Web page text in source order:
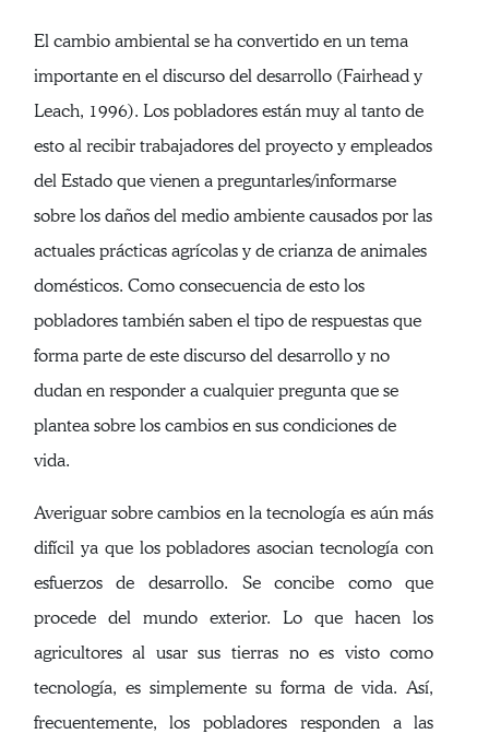
El cambio ambiental se ha convertido en un tema
importante en el discurso del desarrollo (Fairhead y
Leach, 1996). Los pobladores están muy al tanto de
esto al recibir trabajadores del proyecto y empleados
del Estado que vienen a preguntarles/informarse
sobre los daños del medio ambiente causados por las
actuales prácticas agrícolas y de crianza de animales
domésticos. Como consecuencia de esto los
pobladores también saben el tipo de respuestas que
forma parte de este discurso del desarrollo y no
dudan en responder a cualquier pregunta que se
plantea sobre los cambios en sus condiciones de
vida.
Averiguar sobre cambios en la tecnología es aún más
difícil ya que los pobladores asocian tecnología con
esfuerzos de desarrollo. Se concibe como que
procede del mundo exterior. Lo que hacen los
agricultores al usar sus tierras no es visto como
tecnología, es simplemente su forma de vida. Así,
frecuentemente, los pobladores responden a las